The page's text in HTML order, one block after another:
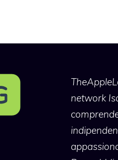
network